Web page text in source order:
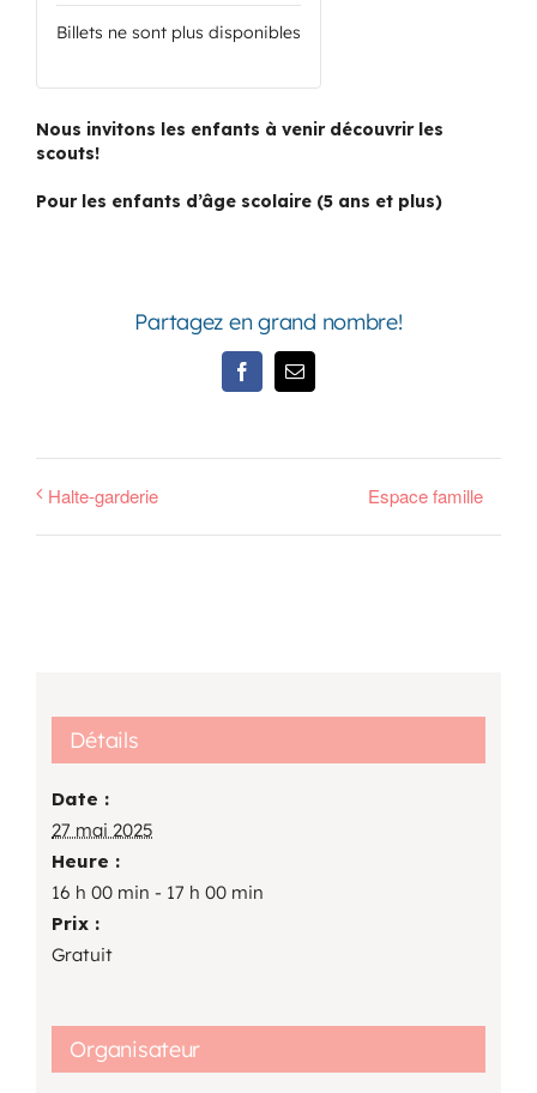
Billets ne sont plus disponibles
Nous invitons les enfants à venir découvrir les
scouts!
Pour les enfants d’âge scolaire (5 ans et plus)
Partagez en grand nombre!
FacebookEmail
Halte-garderie Espace famille
Détails
Date :
27 mai 2025
Heure :
16 h 00 min - 17 h 00 min
Prix :
Gratuit
Organisateur